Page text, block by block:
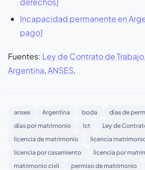
Incapacidad permanente en
pago]
Fuentes: Ley de Contrato de Trabajo,
Argentina,ANSES,
anses Argentina boda
días de
días por matrimonio
lct
Ley de
licencia de matrimonio
licencia
licencia por casamiento
licencia por
matrimonio civil
permiso de matrimonio